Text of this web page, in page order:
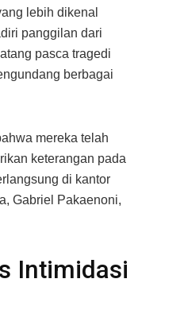
lebih dikenal
panggilan dari
pasca tragedi
berbagai
mereka telah
keterangan pada
di kantor
Gabriel Pakaenoni,
Intimidasi